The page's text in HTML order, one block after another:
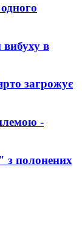
вибуху в
загрожує
-
з полонених